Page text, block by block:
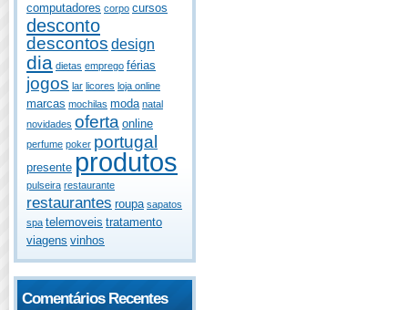
computadores corpo cursos
desconto
descontos design
dia dietas emprego férias
jogos lar licores loja online
marcas mochilas moda natal
novidades oferta online
perfume poker portugal
presente produtos
pulseira restaurante
restaurantes roupa sapatos
spa telemoveis tratamento
viagens vinhos
Comentários Recentes